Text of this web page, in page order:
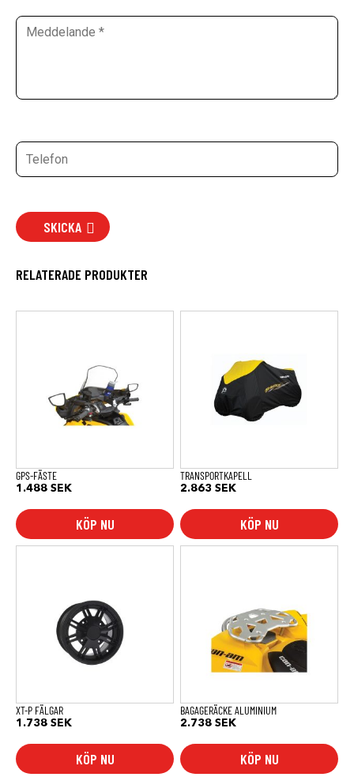
SKICKA
RELATERADE PRODUKTER
GPS-FÄSTE
1.488 SEK
KÖP NU
TRANSPORTKAPELL
2.863 SEK
KÖP NU
XT-P FÄLGAR
1.738 SEK
KÖP NU
BAGAGERÄCKE ALUMINIUM
2.738 SEK
KÖP NU